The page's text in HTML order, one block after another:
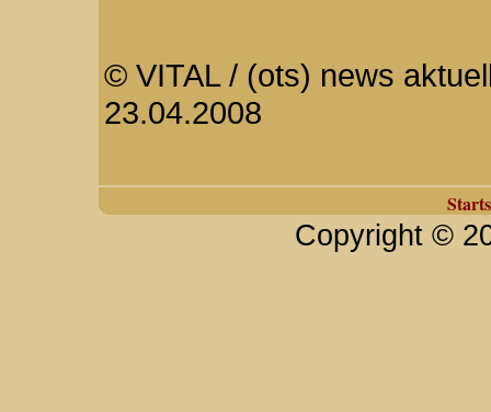
© VITAL / (ots) news
23.04.2008
Copyright ©